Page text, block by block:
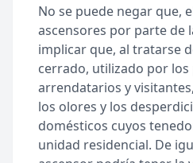
No se puede negar que,
ascensores por parte de
implicar que, al tratarse
cerrado, utilizado por
arrendatarios y
los olores y los
domésticos cuyos
unidad residencial. De